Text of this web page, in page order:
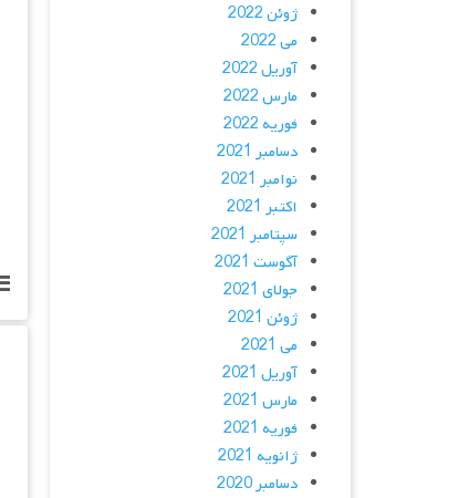
ژوئن 2022
می 2022
آوریل 2022
مارس 2022
فوریه 2022
دسامبر 2021
نوامبر 2021
اکتبر 2021
سپتامبر 2021
آگوست 2021
جولای 2021
ژوئن 2021
می 2021
آوریل 2021
مارس 2021
فوریه 2021
ژانویه 2021
دسامبر 2020